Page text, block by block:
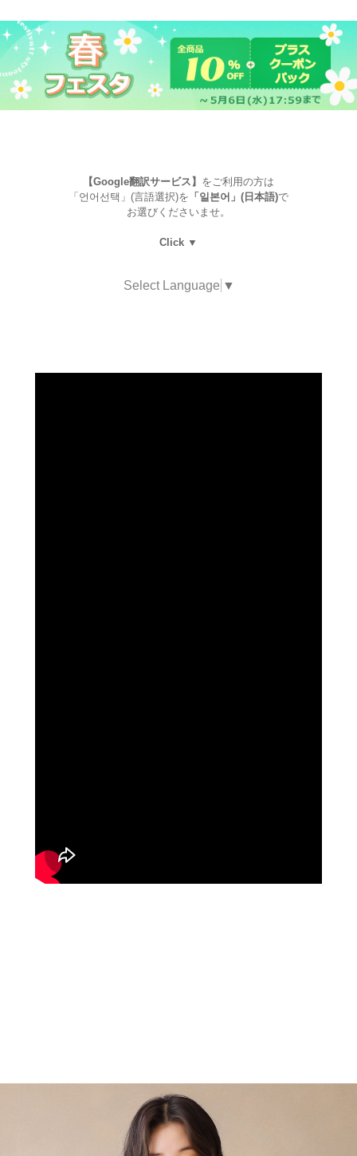
【Google翻訳サービス】 をご利用の方は
「언어선택」(言語選択)を 「일본어」(日本語)で
お選びくださいませ。
Click ▼
Select Language ▼